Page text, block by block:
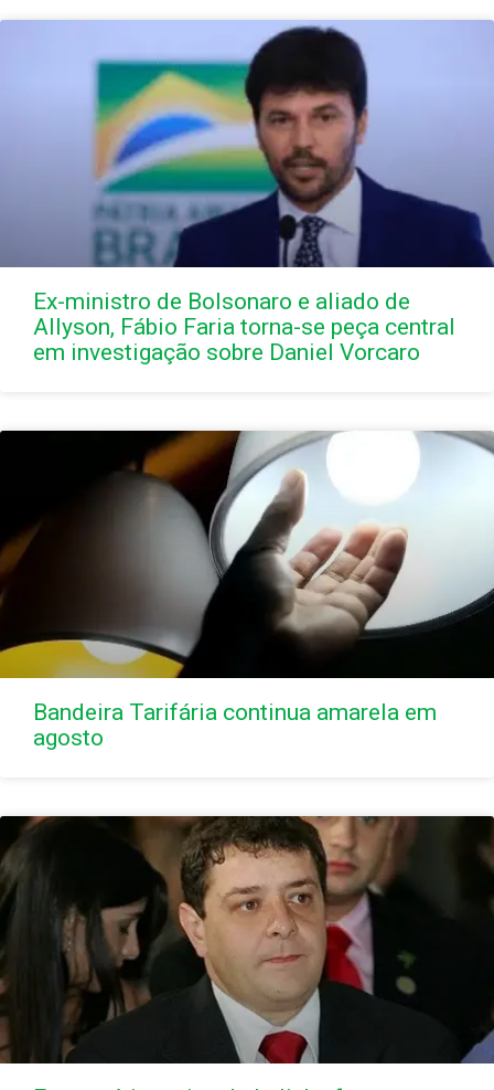
Ex-ministro de Bolsonaro e aliado de
Allyson, Fábio Faria torna-se peça central
em investigação sobre Daniel Vorcaro
Bandeira Tarifária continua amarela em
agosto